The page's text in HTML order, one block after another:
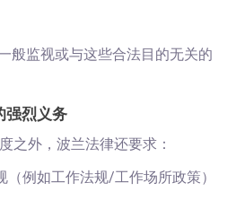
般监视或与这些合法目的无关的
强烈义务
之外，波兰法律还要求：
（例如工作法规/工作场所政策）